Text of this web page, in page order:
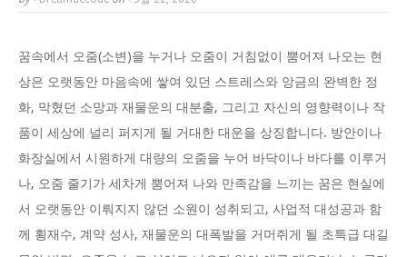
꿈속에서 오줌(소변)을 누거나 오줌이 거침없이 뿜어져 나오는 현
상은 오랫동안 마음속에 쌓여 있던 스트레스와 앙금의 완벽한 정
화, 막혔던 소망과 재물운의 대분출, 그리고 자신의 영향력이나 작
품이 세상에 널리 퍼지게 될 거대한 대운을 상징합니다. 방안이나
화장실에서 시원하게 대량의 오줌을 누어 바닥이나 바다를 이루거
나, 오줌 줄기가 세차게 뿜어져 나와 만족감을 느끼는 꿈은 현실에
서 오랫동안 이뤄지지 않던 소원이 성취되고, 사업적 대성공과 함
께 횡재수, 계약 성사, 재물운의 대폭발을 거머쥐게 될 초특급 대길